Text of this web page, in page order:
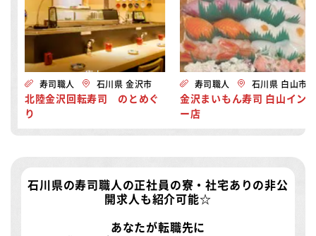
寿司職人 石川県 金沢市
北陸金沢回転寿司 のとめぐ
り
寿司職人 石川県 白山市
金沢まいもん寿司 白山イン
ー店
石川県の寿司職人の正社員の寮・社宅ありの非公
開求人 も紹介可能☆
あなたが転職先に